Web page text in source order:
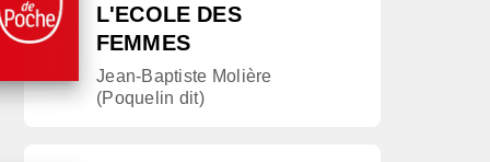
L'ECOLE DES
FEMMES
Jean-Baptiste Molière
(Poquelin dit)